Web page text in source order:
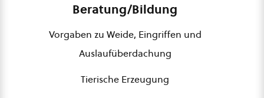
Beratung/Bildung
Vorgaben zu Weide, Eingriffen und
Auslaufüberdachung
Tierische Erzeugung